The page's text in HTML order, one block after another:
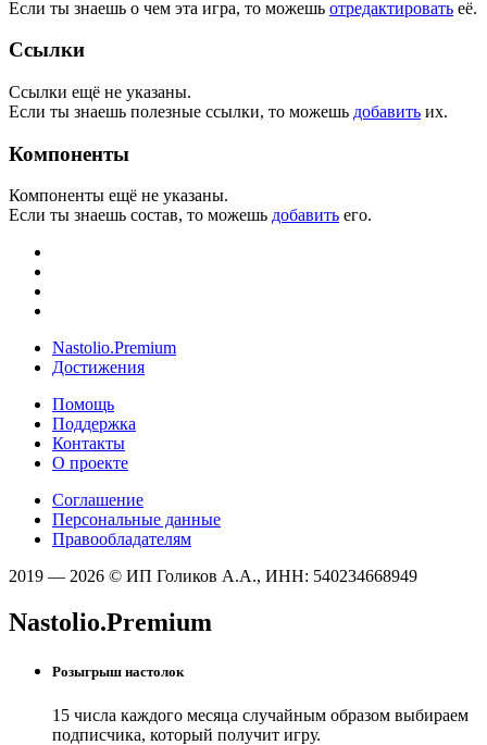
Если ты знаешь о чем эта игра, то можешь отредактировать её.
Ссылки
Ссылки ещё не указаны.
Если ты знаешь полезные ссылки, то можешь добавить их.
Компоненты
Компоненты ещё не указаны.
Если ты знаешь состав, то можешь добавить его.
Nastolio.Premium
Достижения
Помощь
Поддержка
Контакты
О проекте
Соглашение
Персональные данные
Правообладателям
2019 — 2026 © ИП Голиков А.А., ИНН: 540234668949
Nastolio.Premium
Розыгрыш настолок
15 числа каждого месяца случайным образом выбираем
подписчика, который получит игру.